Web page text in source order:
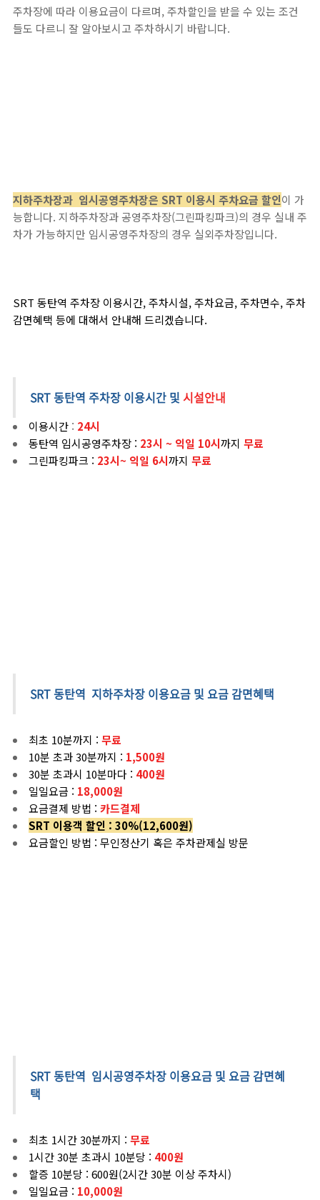
주차장에 따라 이용요금이 다르며, 주차할인을 받을 수 있는 조건
들도 다르니 잘 알아보시고 주차하시기 바랍니다.
지하주차장과 임시공영주차장은 SRT 이용시 주차요금 할인이 가
능합니다. 지하주차장과 공영주차장(그린파킹파크)의 경우 실내 주
차가 가능하지만 임시공영주차장의 경우 실외주차장입니다.
SRT 동탄역 주차장 이용시간, 주차시설, 주차요금, 주차면수, 주차
감면혜택 등에 대해서 안내해 드리겠습니다.
SRT 동탄역 주차장 이용시간 및 시설안내
이용시간 : 24시
동탄역 임시공영주차장 : 23시 ~ 익일 10시까지 무료
그린파킹파크 : 23시~ 익일 6시까지 무료
SRT 동탄역 지하주차장 이용요금 및 요금 감면혜택
최초 10분까지 : 무료
10분 초과 30분까지 : 1,500원
30분 초과시 10분마다 : 400원
일일요금 : 18,000원
요금결제 방법 : 카드결제
SRT 이용객 할인 : 30%(12,600원)
요금할인 방법 : 무인정산기 혹은 주차관제실 방문
SRT 동탄역 임시공영주차장 이용요금 및 요금 감면혜
택
최초 1시간 30분까지 : 무료
1시간 30분 초과시 10분당 : 400원
할증 10분당 : 600원(2시간 30분 이상 주차시)
일일요금 : 10,000원